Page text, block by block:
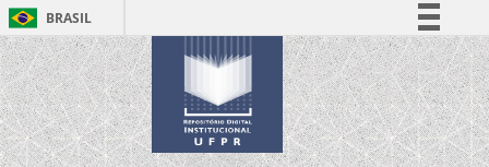
BRASIL
Simplifique!
Comunica BR
Participe
Acesso à informação